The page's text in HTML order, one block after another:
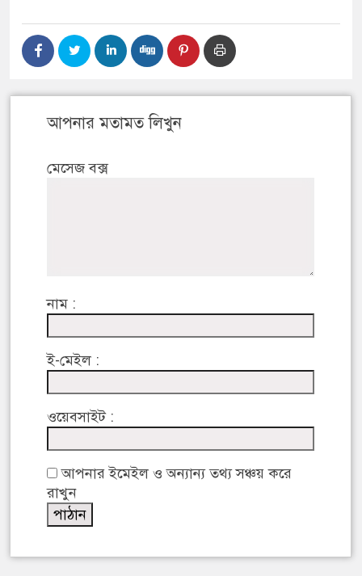
আপনার মতামত লিখুন
মেসেজ বক্স
নাম :
ই-মেইল :
ওয়েবসাইট :
আপনার ইমেইল ও অন্যান্য তথ্য সঞ্চয় করে
রাখুন